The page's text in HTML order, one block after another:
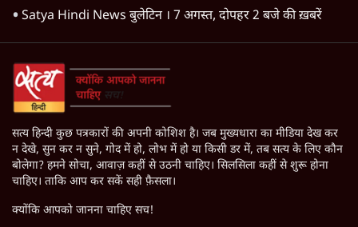
Satya Hindi News बुलेटिन । 7 अगस्त, दोपहर 2 बजे की ख़बरें
सत्य हिन्दी कुछ पत्रकारों की अपनी कोशिश है। जब मुख्यधारा का मीडिया देख कर
न देखे, सुन कर न सुने, गोद में हो, लोभ में हो या किसी डर में, तब सत्य के लिए कौन
बोलेगा? हमने सोचा, आवाज़ कहीं से उठनी चाहिए। सिलसिला कहीं से शुरू होना
चाहिए। ताकि आप कर सकें सही फ़ैसला।
क्योंकि आपको जानना चाहिए सच!